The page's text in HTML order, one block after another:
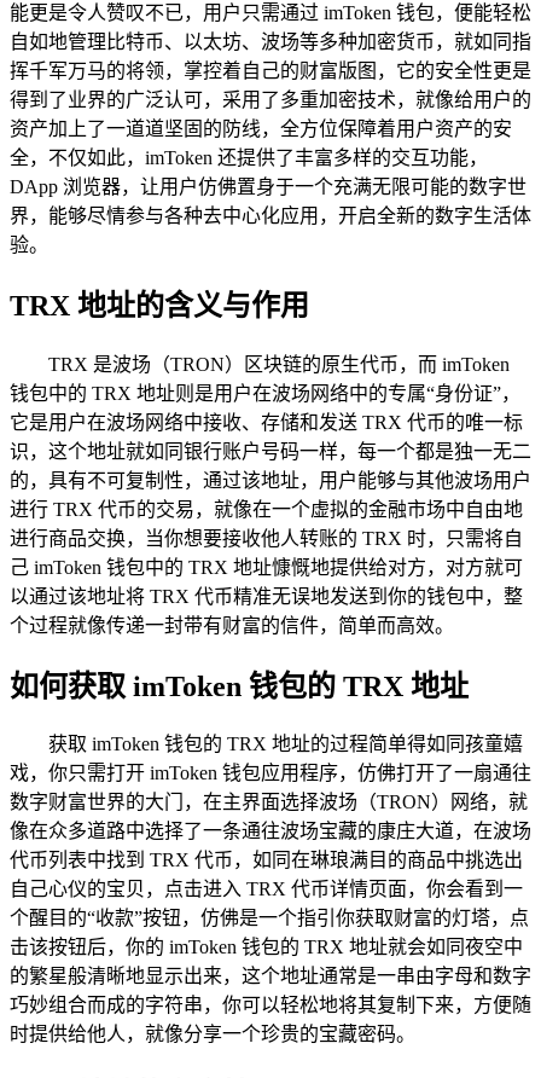
能更是令人赞叹不已，用户只需通过 imToken 钱包，便能轻松
自如地管理比特币、以太坊、波场等多种加密货币，就如同指
挥千军万马的将领，掌控着自己的财富版图，它的安全性更是
得到了业界的广泛认可，采用了多重加密技术，就像给用户的
资产加上了一道道坚固的防线，全方位保障着用户资产的安
全，不仅如此，imToken 还提供了丰富多样的交互功能，
DApp 浏览器，让用户仿佛置身于一个充满无限可能的数字世
界，能够尽情参与各种去中心化应用，开启全新的数字生活体
验。
TRX 地址的含义与作用
TRX 是波场（TRON）区块链的原生代币，而 imToken
钱包中的 TRX 地址则是用户在波场网络中的专属“身份证”，
它是用户在波场网络中接收、存储和发送 TRX 代币的唯一标
识，这个地址就如同银行账户号码一样，每一个都是独一无二
的，具有不可复制性，通过该地址，用户能够与其他波场用户
进行 TRX 代币的交易，就像在一个虚拟的金融市场中自由地
进行商品交换，当你想要接收他人转账的 TRX 时，只需将自
己 imToken 钱包中的 TRX 地址慷慨地提供给对方，对方就可
以通过该地址将 TRX 代币精准无误地发送到你的钱包中，整
个过程就像传递一封带有财富的信件，简单而高效。
如何获取 imToken 钱包的 TRX 地址
获取 imToken 钱包的 TRX 地址的过程简单得如同孩童嬉
戏，你只需打开 imToken 钱包应用程序，仿佛打开了一扇通往
数字财富世界的大门，在主界面选择波场（TRON）网络，就
像在众多道路中选择了一条通往波场宝藏的康庄大道，在波场
代币列表中找到 TRX 代币，如同在琳琅满目的商品中挑选出
自己心仪的宝贝，点击进入 TRX 代币详情页面，你会看到一
个醒目的“收款”按钮，仿佛是一个指引你获取财富的灯塔，点
击该按钮后，你的 imToken 钱包的 TRX 地址就会如同夜空中
的繁星般清晰地显示出来，这个地址通常是一串由字母和数字
巧妙组合而成的字符串，你可以轻松地将其复制下来，方便随
时提供给他人，就像分享一个珍贵的宝藏密码。